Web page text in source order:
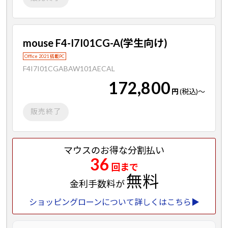
mouse F4-I7I01CG-A(学生向け)
Office 2021 搭載PC
F4I7I01CGABAW101AECAL
172,800 円(税込)～
販売終了
マウスのお得な分割払い
36 回まで
金利手数料が無料
ショッピングローンについて詳しくはこちら▶